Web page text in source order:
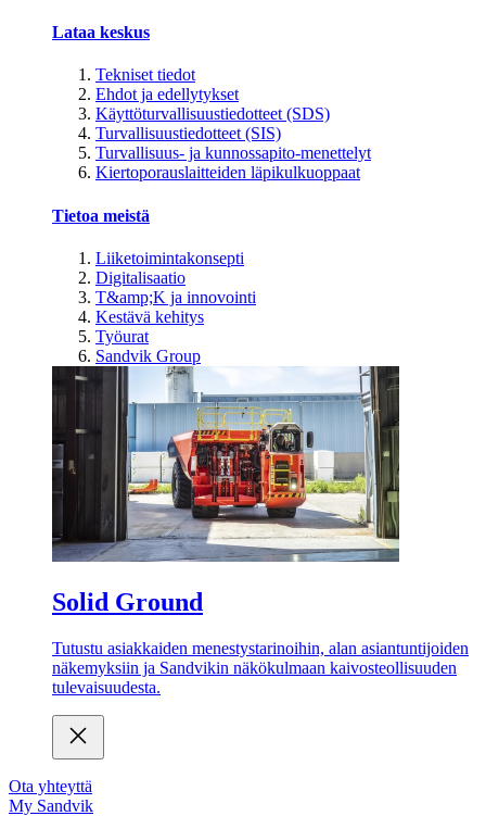
Lataa keskus
Tekniset tiedot
Ehdot ja edellytykset
Käyttöturvallisuustiedotteet (SDS)
Turvallisuustiedotteet (SIS)
Turvallisuus- ja kunnossapito-menettelyt
Kiertoporauslaitteiden läpikulkuoppaat
Tietoa meistä
Liiketoimintakonsepti
Digitalisaatio
T&amp;K ja innovointi
Kestävä kehitys
Työurat
Sandvik Group
Solid Ground
Tutustu asiakkaiden menestystarinoihin, alan asiantuntijoiden
näkemyksiin ja Sandvikin näkökulmaan kaivosteollisuuden
tulevaisuudesta.
Ota yhteyttä
My Sandvik